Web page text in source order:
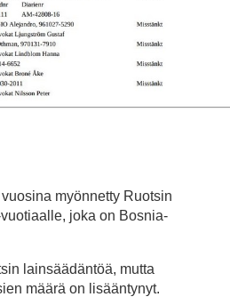
myönnetty Ruotsin
joka on Bosnia-
lainsäädäntöä, mutta
määrä on lisääntynyt.